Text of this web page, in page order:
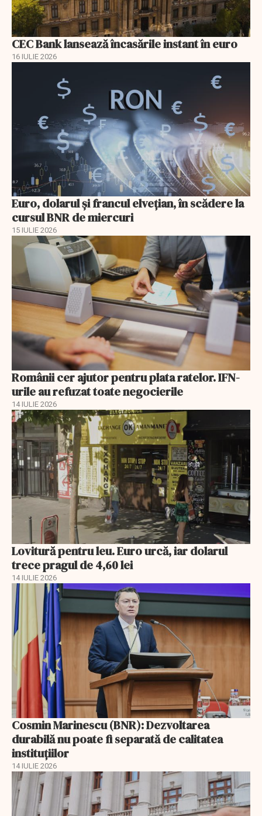
CEC Bank lansează încasările instant în euro
16 IULIE 2026
Euro, dolarul și francul elvețian, în scădere la
cursul BNR de miercuri
15 IULIE 2026
Românii cer ajutor pentru plata ratelor. IFN-
urile au refuzat toate negocierile
14 IULIE 2026
Lovitură pentru leu. Euro urcă, iar dolarul
trece pragul de 4,60 lei
14 IULIE 2026
Cosmin Marinescu (BNR): Dezvoltarea
durabilă nu poate fi separată de calitatea
instituțiilor
14 IULIE 2026
EXCLUSIV